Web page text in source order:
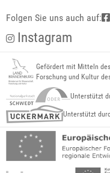
Folgen Sie uns auch auf:
Instagram
Gefördert mit Mitteln
Forschung und Kultur
Unterstützt
Unterstützt